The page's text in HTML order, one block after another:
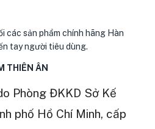
các sản phẩm chính hãng Hàn
tay người tiêu dùng.
THIÊN ÂN
Phòng ĐKKD Sở Kế
phố Hồ Chí Minh, cấp